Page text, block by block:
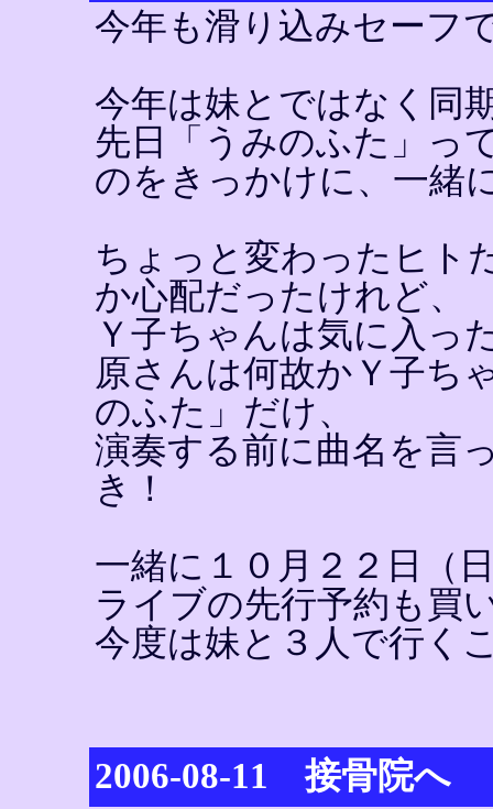
今年も滑り込みセーフ
今年は妹とではなく同
先日「うみのふた」っ
のをきっかけに、一緒
ちょっと変わったヒト
か心配だったけれど、
Ｙ子ちゃんは気に入っ
原さんは何故かＹ子ち
のふた」だけ、
演奏する前に曲名を言
き！
一緒に１０月２２日（
ライブの先行予約も買
今度は妹と３人で行く
2006-08-11 接骨院へ